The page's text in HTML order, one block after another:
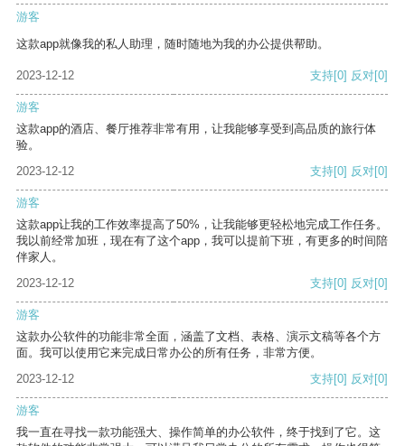
游客
这款app就像我的私人助理，随时随地为我的办公提供帮助。
2023-12-12 支持[0] 反对[0]
游客
这款app的酒店、餐厅推荐非常有用，让我能够享受到高品质的旅行体
验。
2023-12-12
支持[0] 反对[0]
游客
这款app让我的工作效率提高了50%，让我能够更轻松地完成工作任务。
我以前经常加班，现在有了这个app，我可以提前下班，有更多的时间陪
伴家人。
2023-12-12
支持[0] 反对[0]
游客
这款办公软件的功能非常全面，涵盖了文档、表格、演示文稿等各个方
面。我可以使用它来完成日常办公的所有任务，非常方便。
2023-12-12
支持[0] 反对[0]
游客
我一直在寻找一款功能强大、操作简单的办公软件，终于找到了它。这